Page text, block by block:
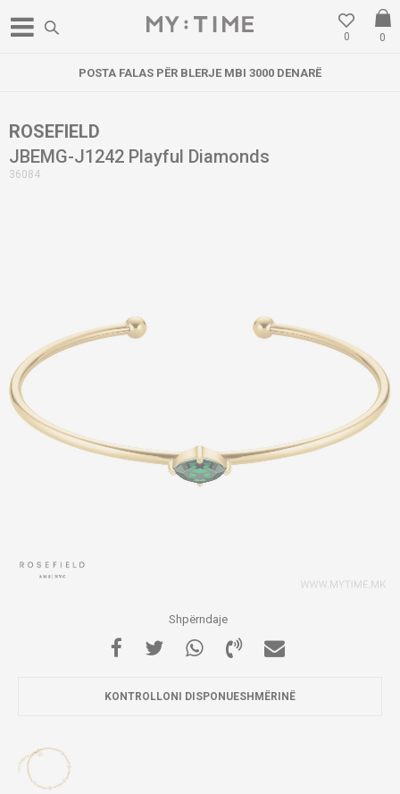
0
0
POSTA FALAS PËR BLERJE MBI 3000 DENARË
ROSEFIELD
JBEMG-J1242 Playful Diamonds
36084
Shpërndaje
KONTROLLONI DISPONUESHMËRINË